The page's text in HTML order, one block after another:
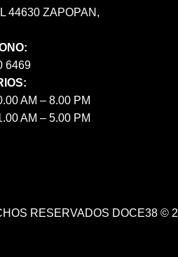
44630 ZAPOPAN,
6469
AM – 8.00 PM
AM – 5.00 PM
RESERVADOS DOCE38 ©